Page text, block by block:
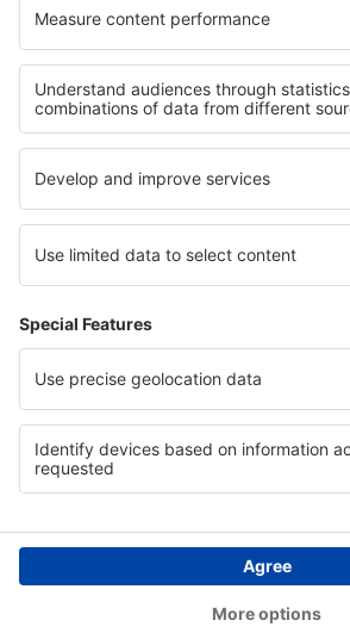
Hotely v Národním parku Sequoia
Hotely in Colorado Hotely in Kenai
Hotely v Národní park Canyonlands
Hotely in Velingrad province
Hotely v La Palma Hotely in South Sinai
Copyright © eSky.cz. Všechna práva